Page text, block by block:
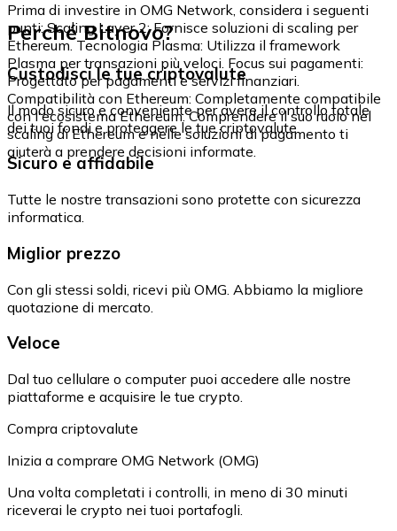
Prima di investire in OMG Network, considera i seguenti
punti: Scaling Layer 2: Fornisce soluzioni di scaling per
Ethereum. Tecnologia Plasma: Utilizza il framework
Plasma per transazioni più veloci. Focus sui pagamenti:
Progettato per pagamenti e servizi finanziari.
Compatibilità con Ethereum: Completamente compatibile
con l'ecosistema Ethereum. Comprendere il suo ruolo nel
scaling di Ethereum e nelle soluzioni di pagamento ti
aiuterà a prendere decisioni informate.
Perché Bitnovo?
Custodisci le tue criptovalute
Il modo sicuro e conveniente per avere il controllo totale
dei tuoi fondi e proteggere le tue criptovalute.
Sicuro e affidabile
Tutte le nostre transazioni sono protette con sicurezza
informatica.
Miglior prezzo
Con gli stessi soldi, ricevi più OMG. Abbiamo la migliore
quotazione di mercato.
Veloce
Dal tuo cellulare o computer puoi accedere alle nostre
piattaforme e acquisire le tue crypto.
Compra criptovalute
Inizia a comprare OMG Network (OMG)
Una volta completati i controlli, in meno di 30 minuti
riceverai le crypto nei tuoi portafogli.